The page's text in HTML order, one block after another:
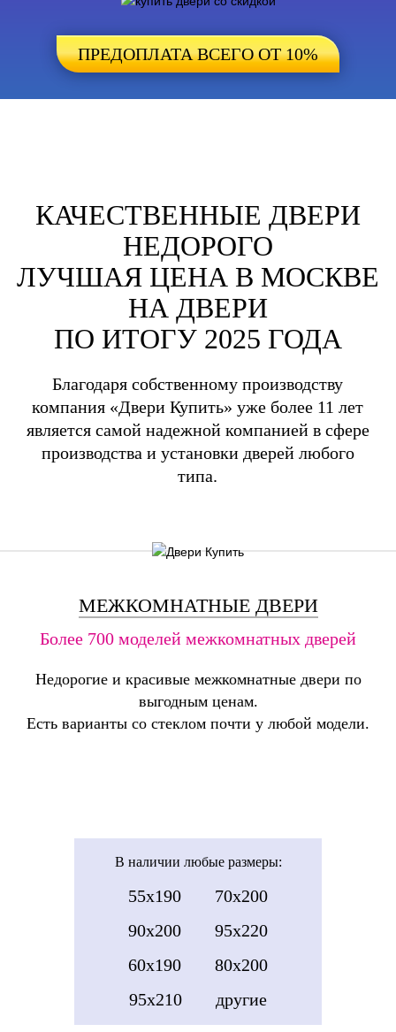
ПРЕДОПЛАТА ВСЕГО ОТ 10%
КАЧЕСТВЕННЫЕ ДВЕРИ
НЕДОРОГО
ЛУЧШАЯ ЦЕНА В МОСКВЕ
НА ДВЕРИ
ПО ИТОГУ 2025 ГОДА
Благодаря собственному производству
компания «Двери Купить» уже более 11 лет
является самой надежной компанией в сфере
производства и установки дверей любого
типа.
МЕЖКОМНАТНЫЕ ДВЕРИ
Более 700 моделей межкомнатных дверей
Недорогие и красивые межкомнатные двери по
выгодным ценам.
Есть варианты со стеклом почти у любой модели.
В наличии любые размеры:
55x190
70x200
90x200
95x220
60x190
80x200
95x210
другие